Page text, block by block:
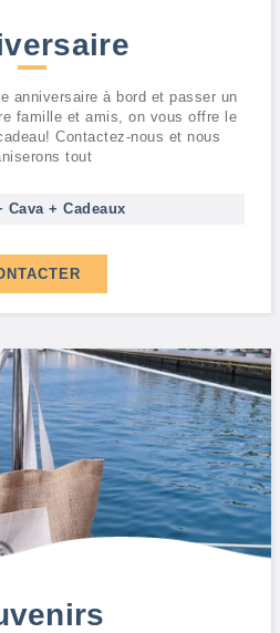
anniversaire à bord et passer un
famille et amis, on vous offre le
Contactez-nous et nous
tout
Cava + Cadeaux